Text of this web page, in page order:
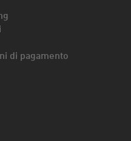
di pagamento